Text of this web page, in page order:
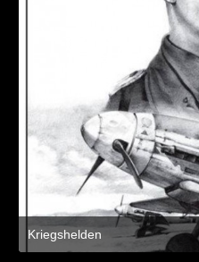
Kriegshelden
8. März 2021 um 11:21